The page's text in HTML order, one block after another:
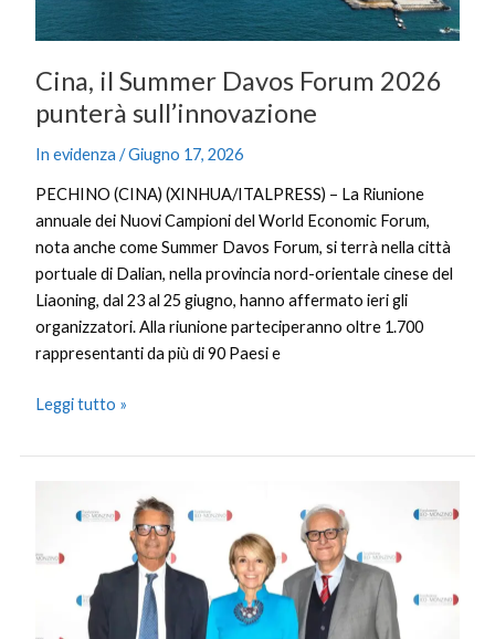
Cina, il Summer Davos Forum 2026
punterà sull’innovazione
In evidenza /Giugno 17, 2026
PECHINO (CINA) (XINHUA/ITALPRESS) – La Riunione
annuale dei Nuovi Campioni del World Economic Forum,
nota anche come Summer Davos Forum, si terrà nella città
portuale di Dalian, nella provincia nord-orientale cinese del
Liaoning, dal 23 al 25 giugno, hanno affermato ieri gli
organizzatori. Alla riunione parteciperanno oltre 1.700
rappresentanti da più di 90 Paesi e
Leggi tutto »
rinnovato